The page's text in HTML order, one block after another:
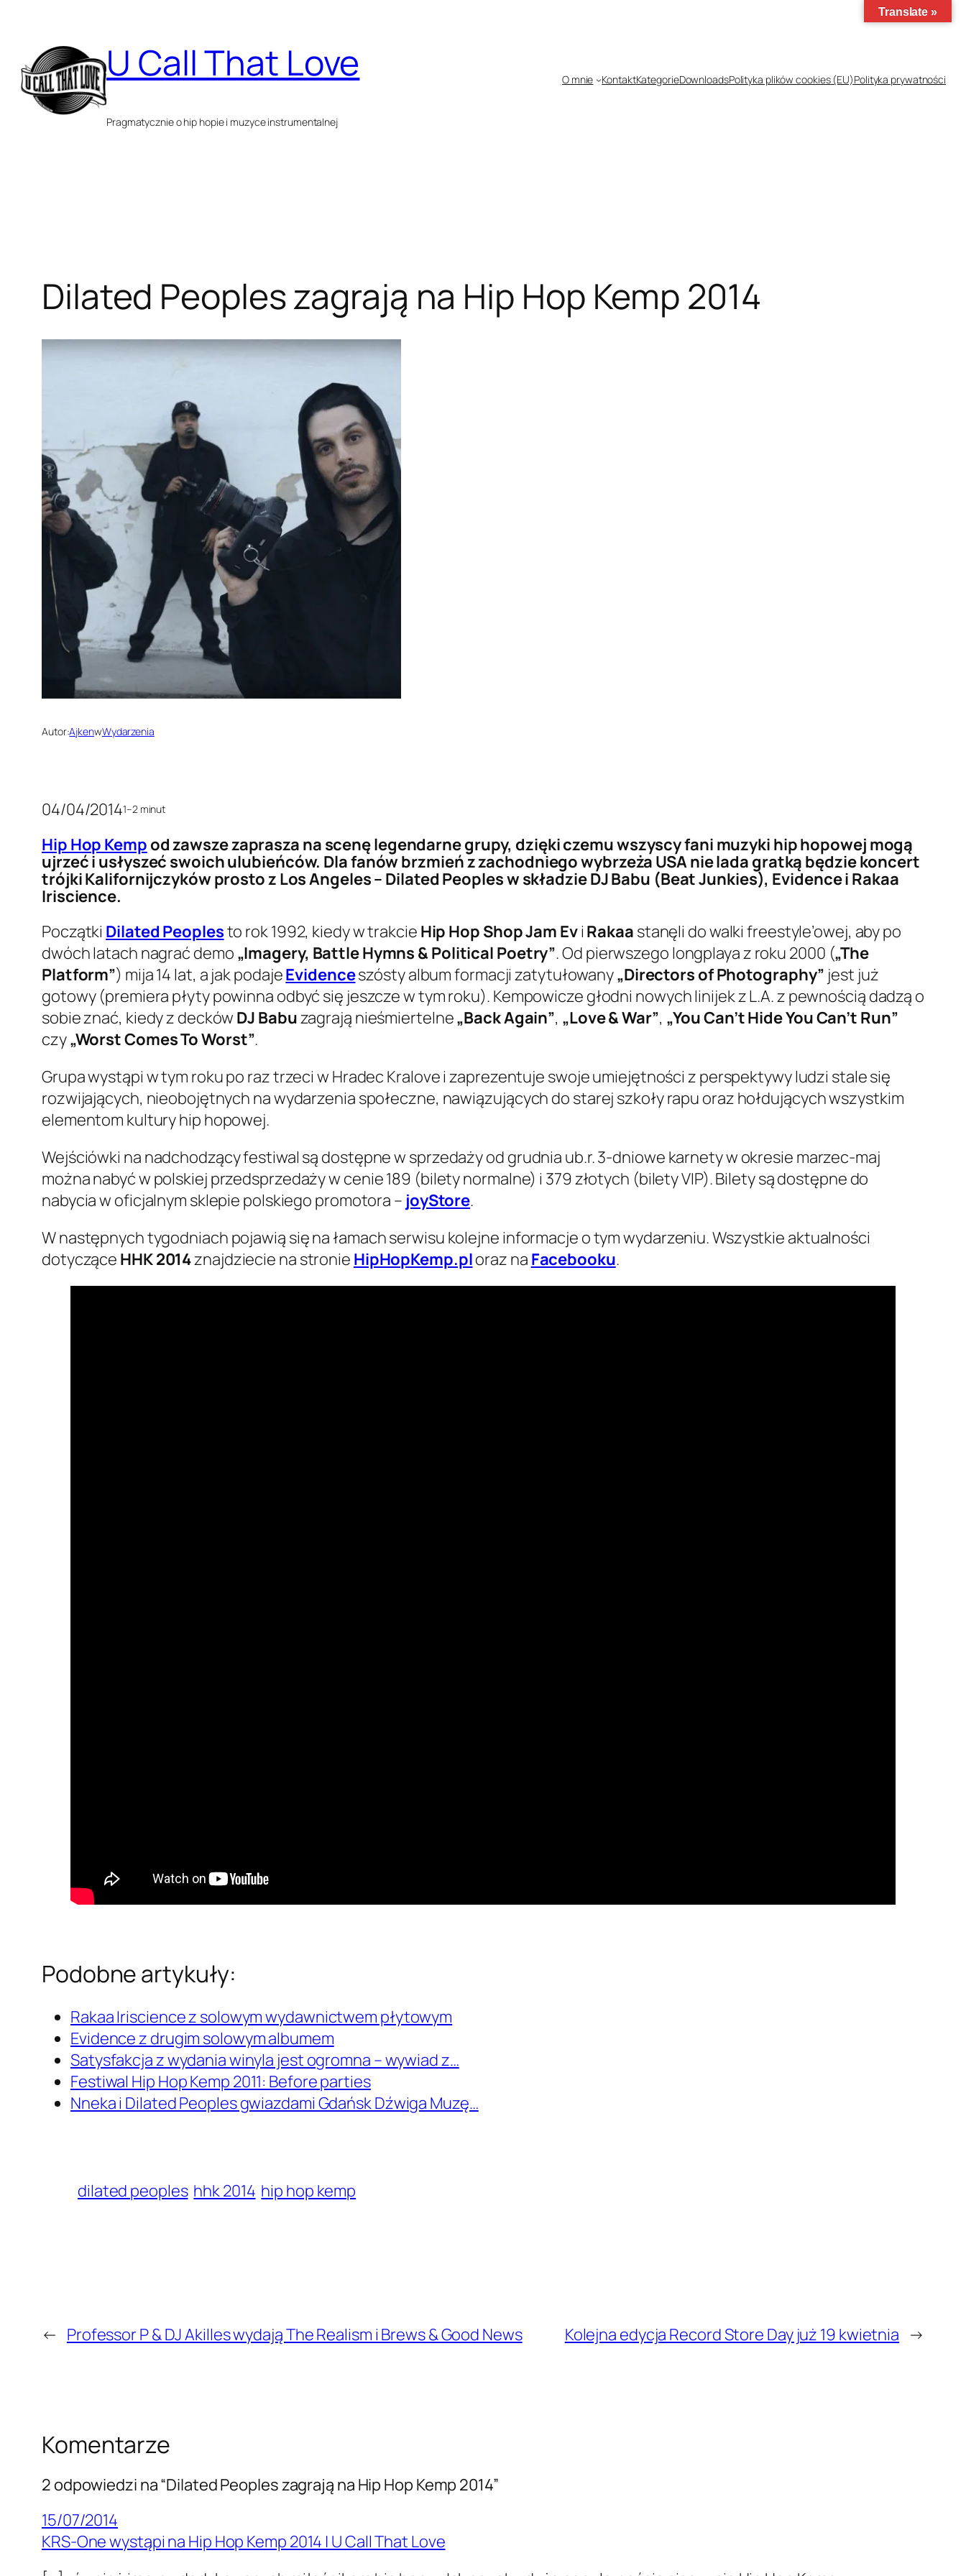
treści
U Call That Love
Pragmatycznie o hip hopie i muzyce instrumentalnej
O mnie KontaktKategorieDownloadsPolityka plików cookies (EU)Polityka prywatności
Dilated Peoples zagrają na Hip Hop Kemp 2014
Autor:AjkenwWydarzenia
04/04/20141–2 minut
Hip Hop Kemp od zawsze zaprasza na scenę legendarne grupy, dzięki czemu wszyscy fani muzyki hip hopowej mogą
ujrzeć i usłyszeć swoich ulubieńców. Dla fanów brzmień z zachodniego wybrzeża USA nie lada gratką będzie koncert
trójki Kalifornijczyków prosto z Los Angeles – Dilated Peoples w składzie DJ Babu (Beat Junkies), Evidence i Rakaa
Iriscience.
Początki Dilated Peoplesto rok 1992, kiedy w trakcie Hip Hop Shop Jam Evi Rakaa stanęli do walki freestyle’owej, aby po
dwóch latach nagrać demo „Imagery, Battle Hymns & Political Poetry”. Od pierwszego longplaya z roku 2000 („The
Platform”) mija 14 lat, a jak podajeEvidenceszósty album formacji zatytułowany„Directors of Photography” jest już
gotowy (premiera płyty powinna odbyć się jeszcze w tym roku). Kempowicze głodni nowych linijek z L.A. z pewnością dadzą o
sobie znać, kiedy z decków DJ Babuzagrają nieśmiertelne„Back Again”, „Love & War”, „You Can’t Hide You Can’t Run”
czy„Worst Comes To Worst”.
Grupa wystąpi w tym roku po raz trzeci w Hradec Kralove i zaprezentuje swoje umiejętności z perspektywy ludzi stale się
rozwijających, nieobojętnych na wydarzenia społeczne, nawiązujących do starej szkoły rapu oraz hołdujących wszystkim
elementom kultury hip hopowej.
Wejściówki na nadchodzący festiwal są dostępne w sprzedaży od grudnia ub.r. 3-dniowe karnety w okresie marzec-maj
można nabyć w polskiej przedsprzedaży w cenie 189 (bilety normalne) i 379 złotych (bilety VIP). Bilety są dostępne do
nabycia w oficjalnym sklepie polskiego promotora – joyStore.
W następnych tygodniach pojawią się na łamach serwisu kolejne informacje o tym wydarzeniu. Wszystkie aktualności
dotyczące HHK 2014znajdziecie na stronie HipHopKemp.ploraz na Facebooku.
Podobne artykuły:
Rakaa Iriscience z solowym wydawnictwem płytowym
Evidence z drugim solowym albumem
Satysfakcja z wydania winyla jest ogromna – wywiad z…
Festiwal Hip Hop Kemp 2011: Before parties
Nneka i Dilated Peoples gwiazdami Gdańsk Dźwiga Muzę…
dilated peoples hhk 2014 hip hop kemp
← Professor P & DJ Akilles wydają The Realism i Brews & Good News Kolejna edycja Record Store Day już 19 kwietnia →
Komentarze
2 odpowiedzi na “Dilated Peoples zagrają na Hip Hop Kemp 2014”
15/07/2014
KRS-One wystąpi na Hip Hop Kemp 2014 | U Call That Love
Translate »